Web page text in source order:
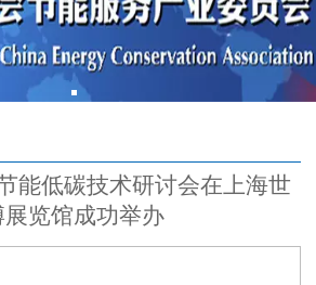
能低碳技术研讨会在上海世
展览馆成功举办